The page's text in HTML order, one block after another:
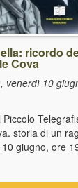
ricordo
Cova
venerdì 10
Piccolo
storia di un
giugno, ore